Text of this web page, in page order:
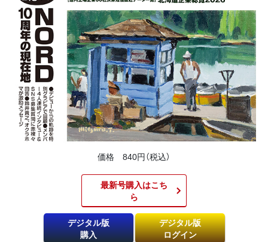
価格 840円（税込）
最新号購入はこち
ら​
デジタル版
購入
デジタル版
ログイン